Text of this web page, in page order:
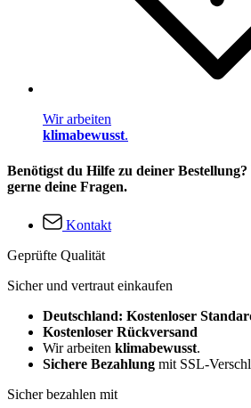
Wir arbeiten
klimabewusst.
Benötigst du Hilfe zu deiner
gerne deine Fragen.
Kontakt
Geprüfte Qualität
Sicher und vertraut einkaufen
Deutschland: Kostenloser
Kostenloser Rückversand
Wir arbeiten klimabewusst.
Sichere Bezahlung mit SSL-
Sicher bezahlen mit